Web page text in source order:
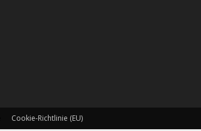
Cookie-Richtlinie (EU)